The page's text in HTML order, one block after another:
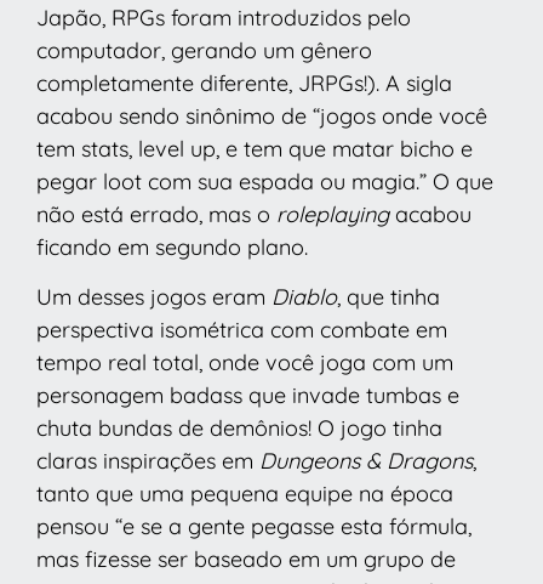
Japão, RPGs foram introduzidos pelo
computador, gerando um gênero
completamente diferente, JRPGs!). A sigla
acabou sendo sinônimo de “jogos onde você
tem stats, level up, e tem que matar bicho e
pegar loot com sua espada ou magia.” O que
não está errado, mas o roleplayingacabou
ficando em segundo plano.
Um desses jogos eram Diablo, que tinha
perspectiva isométrica com combate em
tempo real total, onde você joga com um
personagem badass que invade tumbas e
chuta bundas de demônios! O jogo tinha
claras inspirações em Dungeons & Dragons,
tanto que uma pequena equipe na época
pensou “e se a gente pegasse esta fórmula,
mas fizesse ser baseado em um grupo de